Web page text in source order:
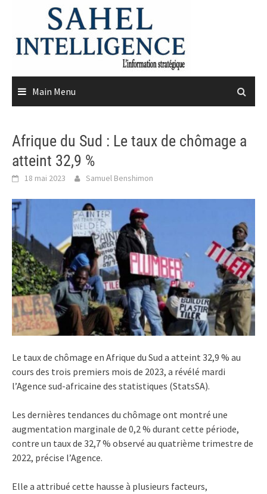
content
Main Menu
Afrique du Sud : Le taux de chômage a
atteint 32,9 %
18 mai 2023 Samuel Benshimon
Le taux de chômage en Afrique du Sud a atteint 32,9 % au
cours des trois premiers mois de 2023, a révélé mardi
l’Agence sud-africaine des statistiques (StatsSA).
Les dernières tendances du chômage ont montré une
augmentation marginale de 0,2 % durant cette période,
contre un taux de 32,7 % observé au quatrième trimestre de
2022, précise l’Agence.
Elle a attribué cette hausse à plusieurs facteurs,